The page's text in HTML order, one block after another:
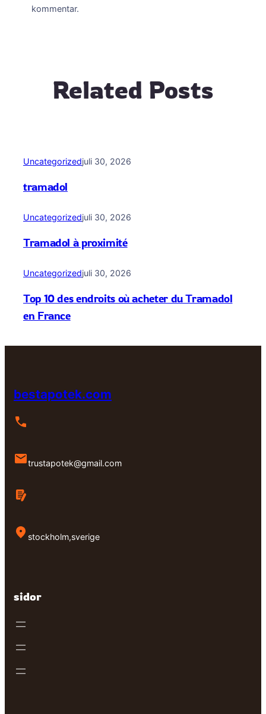
kommentar.
Related Posts
Uncategorizedjuli 30, 2026
tramadol
Uncategorizedjuli 30, 2026
Tramadol à proximité
Uncategorizedjuli 30, 2026
Top 10 des endroits où acheter du Tramadol
en France
bestapotek.com
trustapotek@gmail.com
stockholm,sverige
sidor